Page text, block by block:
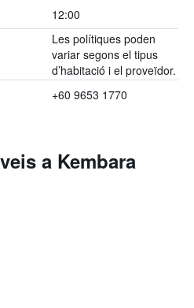
12:00
Les polítiques poden
variar segons el tipus
d’habitació i el proveïdor.
+60 9653 1770
a Kembara